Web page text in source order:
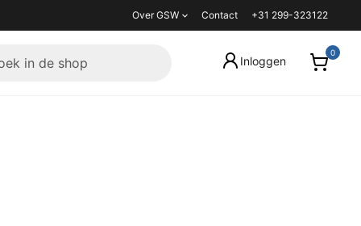
Over GSW Contact +31 299-323122
Inloggen